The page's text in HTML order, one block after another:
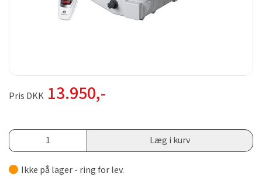
Pris DKK 13.950,-
Læg i kurv
Ikke på lager - ring for lev.